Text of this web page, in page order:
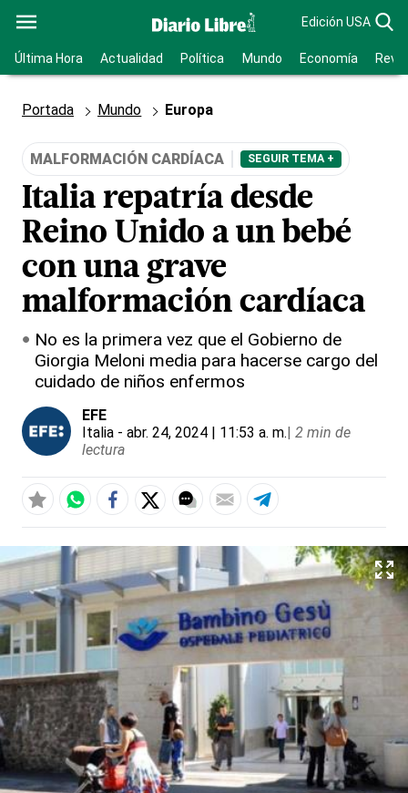
Edición USA
Última Hora Actualidad Política Mundo Economía
Portada Mundo Europa
MALFORMACIÓN CARDÍACA SEGUIR TEMA +
Italia repatría desde
Reino Unido a un bebé
con una grave
malformación cardíaca
No es la primera vez que el Gobierno de
Giorgia Meloni media para hacerse cargo del
cuidado de niños enfermos
EFE
Italia - abr. 24, 2024 | 11:53 a. m.| 2 min de
lectura